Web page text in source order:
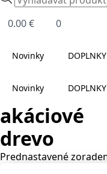
search
0.00€ 0
Novinky DOPLNKY
Novinky DOPLNKY
akáciové
drevo